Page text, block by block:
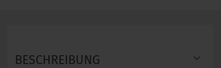
BESCHREIBUNG